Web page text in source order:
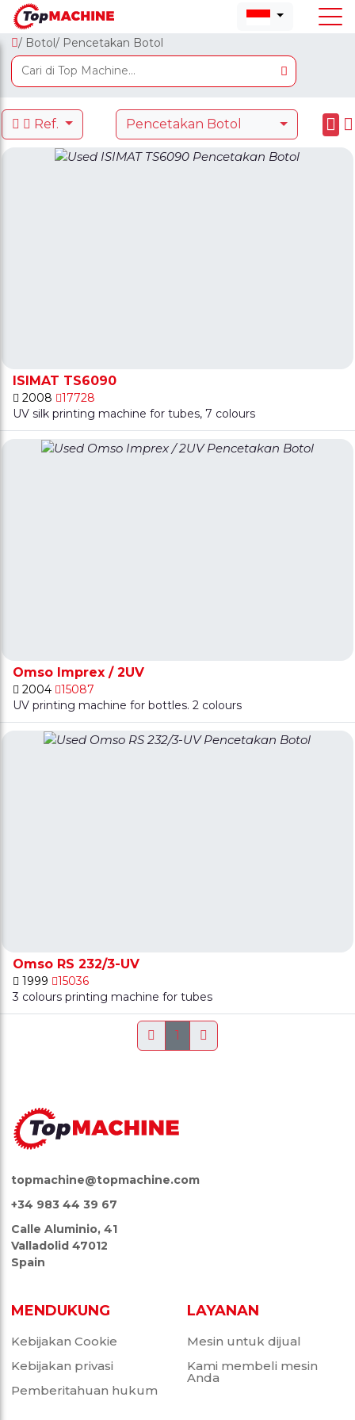
/ Botol/ Pencetakan Botol
Ref. Pencetakan Botol
ISIMAT TS6090
2008
17728
UV silk printing machine for tubes, 7 colours
Omso Imprex / 2UV
2004
15087
UV printing machine for bottles. 2 colours
Omso RS 232/3-UV
1999
15036
3 colours printing machine for tubes
1
topmachine@topmachine.com
+34 983 44 39 67
Calle Aluminio, 41
Valladolid 47012
Spain
MENDUKUNG
Kebijakan Cookie
Kebijakan privasi
Pemberitahuan hukum
LAYANAN
Mesin untuk dijual
Kami membeli mesin
Anda